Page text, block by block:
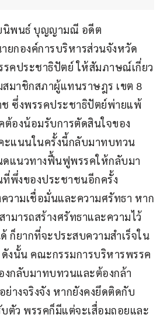
ยนิพนธ์ บุญญามณี อดีต
ยกองค์การบริหารส่วนจังหวัด
รคประชาธิปัตย์ ให้สัมภาษณ์เกี่ยว
มาชิกสภาผู้แทนราษฎร เขต 8
ช ซึ่งพรรคประชาธิปัตย์พ่ายแพ้
ต้องน้อมรับการตัดสินใจของ
ะแนนในครั้งนี้กลับมาทบทวน
ดแนวทางฟื้นฟูพรรคให้กลับมา
ที่พึ่งของประชาชนอีกครั้ง
ความเชื่อมั่นและความศรัทธา หาก
มารถสร้างศรัทธาและความไว้
ก็ยากที่จะประสบความสำเร็จใน
ดังนั้น คณะกรรมการบริหารพรรค
งกลับมาทบทวนและต้องกล้า
างจริงจัง หากยังคงยึดติดกับ
ตัว พรรคก็มีแต่จะเสื่อมถอยและ